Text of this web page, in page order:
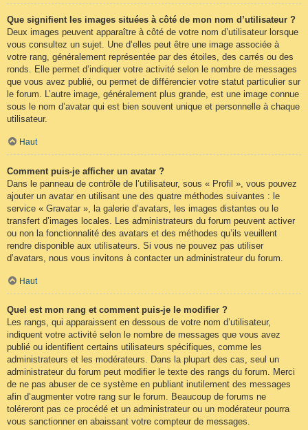
Que signifient les images situées à côté de mon nom d’utilisateur ?
Deux images peuvent apparaître à côté de votre nom d’utilisateur lorsque
vous consultez un sujet. Une d’elles peut être une image associée à
votre rang, généralement représentée par des étoiles, des carrés ou des
ronds. Elle permet d’indiquer votre activité selon le nombre de messages
que vous avez publié, ou permet de différencier votre statut particulier sur
le forum. L’autre image, généralement plus grande, est une image connue
sous le nom d’avatar qui est bien souvent unique et personnelle à chaque
utilisateur.
Haut
Comment puis-je afficher un avatar ?
Dans le panneau de contrôle de l’utilisateur, sous « Profil », vous pouvez
ajouter un avatar en utilisant une des quatre méthodes suivantes : le
service « Gravatar », la galerie d’avatars, les images distantes ou le
transfert d’images locales. Les administrateurs du forum peuvent activer
ou non la fonctionnalité des avatars et des méthodes qu’ils veuillent
rendre disponible aux utilisateurs. Si vous ne pouvez pas utiliser
d’avatars, nous vous invitons à contacter un administrateur du forum.
Haut
Quel est mon rang et comment puis-je le modifier ?
Les rangs, qui apparaissent en dessous de votre nom d’utilisateur,
indiquent votre activité selon le nombre de messages que vous avez
publié ou identifient certains utilisateurs spécifiques, comme les
administrateurs et les modérateurs. Dans la plupart des cas, seul un
administrateur du forum peut modifier le texte des rangs du forum. Merci
de ne pas abuser de ce système en publiant inutilement des messages
afin d’augmenter votre rang sur le forum. Beaucoup de forums ne
toléreront pas ce procédé et un administrateur ou un modérateur pourra
vous sanctionner en abaissant votre compteur de messages.